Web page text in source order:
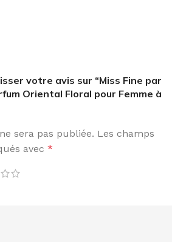
votre avis sur “Miss Fine par
Oriental Floral pour Femme à
sera pas publiée. Les champs
avec *